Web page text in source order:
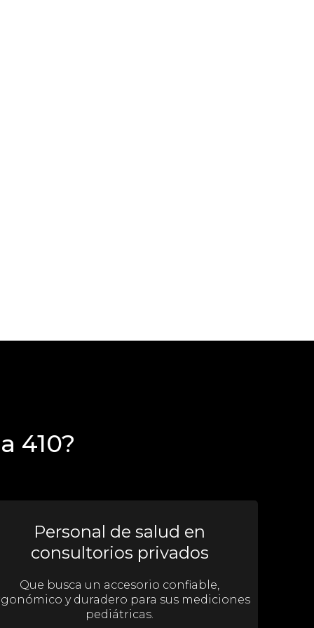
410?
Personal de salud en
consultorios privados
Que busca un accesorio confiable,
y duradero para sus mediciones
pediátricas.